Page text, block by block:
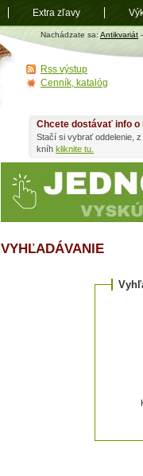
Antikvariát
shop.sk
Nachádzate sa: Antikvariát
VYHĽADÁVANIE
Chcete dostávať info o
Stačí si vybrať oddelenie,
kníh kliknite tu.
Rss výstup
Cenník, katalóg
Extra zľavy